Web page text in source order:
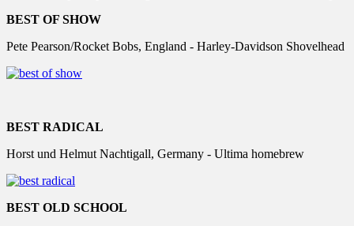
BEST OF SHOW
Pete Pearson/Rocket Bobs, England - Harley-Davidson Shovelhead
BEST RADICAL
Horst und Helmut Nachtigall, Germany - Ultima homebrew
BEST OLD SCHOOL